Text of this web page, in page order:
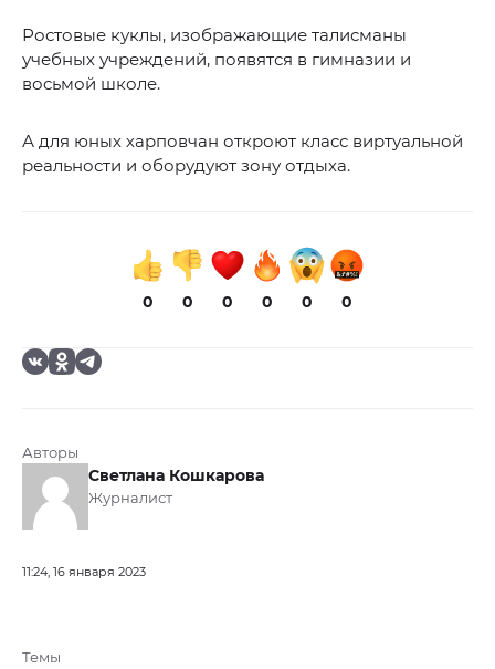
Ростовые куклы, изображающие талисманы
учебных учреждений, появятся в гимназии и
восьмой школе.
А для юных харповчан откроют класс виртуальной
реальности и оборудуют зону отдыха.
0 0 0 0 0 0
Авторы
Светлана Кошкарова
Журналист
11:24, 16 января 2023
Темы